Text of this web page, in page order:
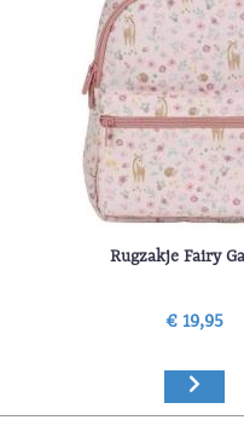
Rugzakje Fairy
€ 19,95